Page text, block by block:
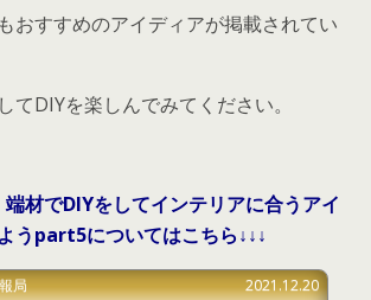
おすすめのアイディアが掲載されてい
してDIYを楽しんでみてください。
端材でDIYをしてインテリアに合うアイ
うpart5についてはこちら↓↓↓
局 2021.12.20